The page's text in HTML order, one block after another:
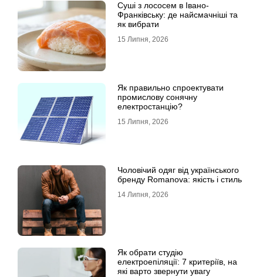
Суші з лососем в Івано-
Франківську: де найсмачніші та
як вибрати
15 Липня, 2026
Як правильно спроектувати
промислову сонячну
електростанцію?
15 Липня, 2026
Чоловічий одяг від українського
бренду Romanova: якість і стиль
14 Липня, 2026
Як обрати студію
електроепіляції: 7 критеріїв, на
які варто звернути увагу